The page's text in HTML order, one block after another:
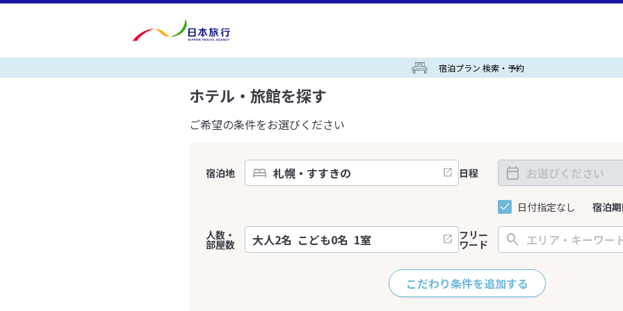
宿泊プラン 検索・予約
ホテル・旅館を探す
ご希望の条件をお選びください
宿泊地 日程
日付指定なし 宿泊
人数・
部屋数
フリー
ワード
こだわり条件を追加する